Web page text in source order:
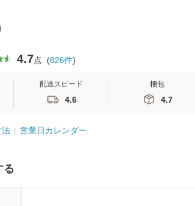
4.7点 (826件)
配送スピード
4.6
梱包
4.7
法 営業日カレンダー
る